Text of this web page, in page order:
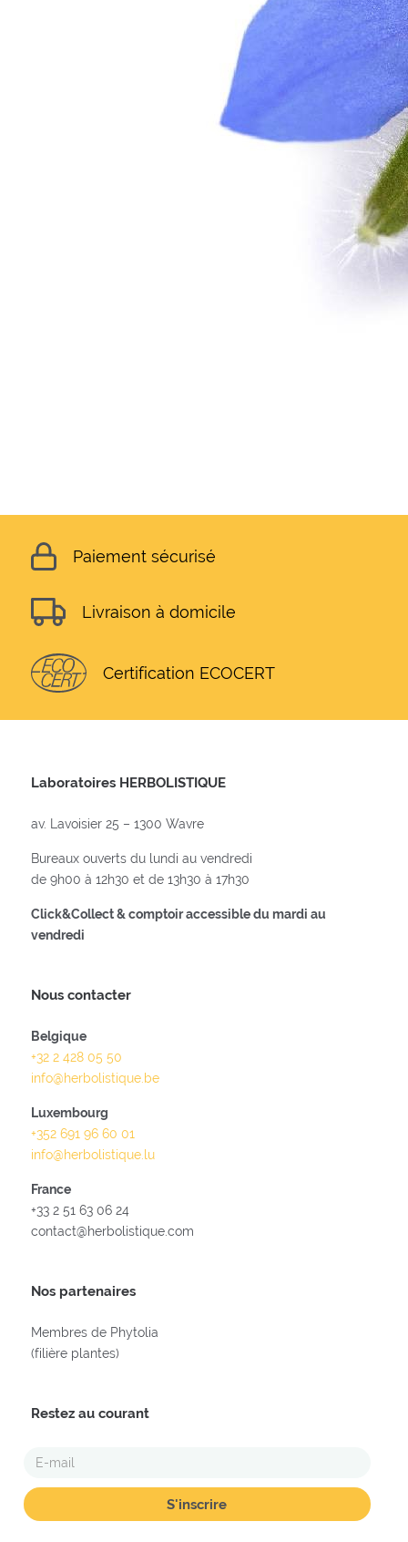
Paiement sécurisé
Livraison à domicile
Certification ECOCERT
Laboratoires HERBOLISTIQUE
av. Lavoisier 25 – 1300 Wavre
Bureaux ouverts du lundi au vendredi
de 9h00 à 12h30 et de 13h30 à 17h30
Click&Collect & comptoir accessible du mardi au
vendredi
Nous contacter
Belgique
+32 2 428 05 50
info@herbolistique.be
Luxembourg
+352 691 96 60 01
info@herbolistique.lu
France
+33 2 51 63 06 24
contact@herbolistique.com
Nos partenaires
Membres de Phytolia
(filière plantes)
Restez au courant
E-